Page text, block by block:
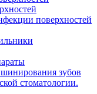
поверхностей
зубов
стоматологии.